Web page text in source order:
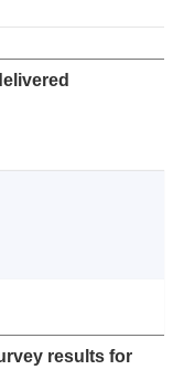
results for